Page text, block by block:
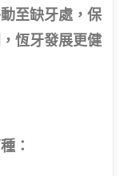
至缺牙處，保
恆牙發展更健
：